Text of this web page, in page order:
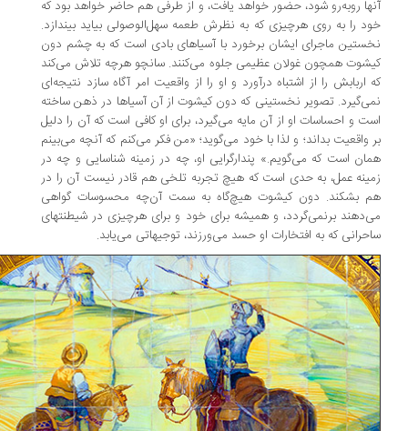
روبه‌رو شود، حضور خواهد یافت، و از طرفی هم حاضر خواهد بود که
را به روی هرچیزی که به نظرش طعمه سهل‌الوصولی بیاید بیندازد.
ماجرای ایشان برخورد با آسیاهای بادی است که به چشم دون
همچون غولان عظیمی جلوه می‌کنند. سانچو هرچه تلاش می‌کند
اربابش را از اشتباه درآورد و او را از واقعیت امر آگاه سازد نتیجه‌ای
تصویر نخستینی که دون کیشوت از آن آسیاها در ذهن ساخته
و احساسات او از آن مایه می‌گیرد، برای او کافی است که آن را دلیل
واقعیت بداند؛ و لذا با خود می‌گوید؛ «من فکر می‌کنم که آنچه می‌بینم
است که می‌گویم.» پندارگرایی او، چه در زمینه شناسایی و چه در
عمل، به حدی است که هیچ تجربه تلخی هم قادر نیست آن را در
بشکند. دون کیشوت هیچ‌گاه به سمت آن‌چه محسوسات گواهی
برنمی‌گردد، و همیشه برای خود و برای هرچیزی در شیطنتهای
که به افتخارات او حسد می‌ورزند، توجیهاتی می‌یابد.